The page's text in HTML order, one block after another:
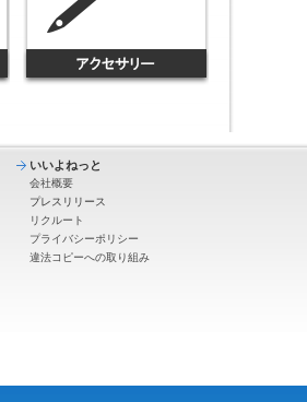
いいよねっと
会社概要
プレスリリース
リクルート
プライバシーポリシー
違法コピーへの取り組み